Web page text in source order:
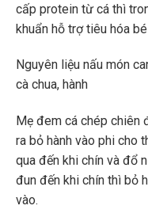
cấp protein từ cá thì
khuẩn hỗ trợ tiêu hóa
Nguyên liệu nấu món
cà chua, hành
Mẹ đem cá chép chiên
ra bỏ hành vào phi cho
qua đến khi chín và đổ
đun đến khi chín thì bỏ
vào.